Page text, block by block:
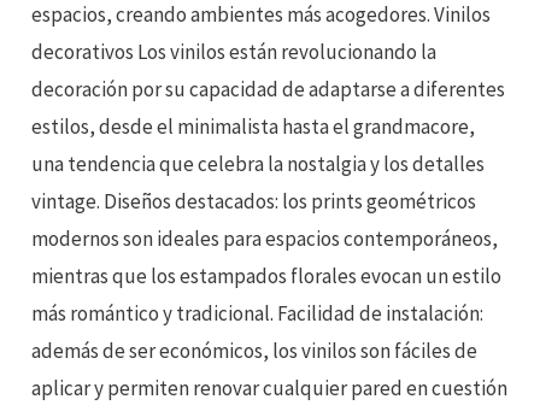
espacios, creando ambientes más acogedores. Vinilos
decorativos Los vinilos están revolucionando la
decoración por su capacidad de adaptarse a diferentes
estilos, desde el minimalista hasta el grandmacore,
una tendencia que celebra la nostalgia y los detalles
vintage. Diseños destacados: los prints geométricos
modernos son ideales para espacios contemporáneos,
mientras que los estampados florales evocan un estilo
más romántico y tradicional. Facilidad de instalación:
además de ser económicos, los vinilos son fáciles de
aplicar y permiten renovar cualquier pared en cuestión